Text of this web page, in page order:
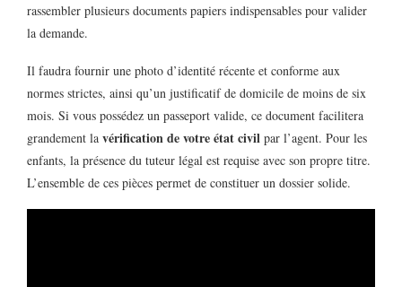
rassembler plusieurs documents papiers indispensables pour valider
la demande.
Il faudra fournir une photo d’identité récente et conforme aux
normes strictes, ainsi qu’un justificatif de domicile de moins de six
mois. Si vous possédez un passeport valide, ce document facilitera
grandement la vérification de votre état civil par l’agent. Pour les
enfants, la présence du tuteur légal est requise avec son propre titre.
L’ensemble de ces pièces permet de constituer un dossier solide.